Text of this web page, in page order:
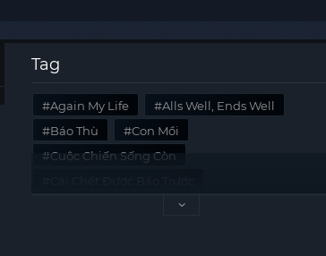
Tag
Again My Life
Alls Well, Ends Well
Báo Thù
Con Mồi
Cuộc Chiến Sống Còn
Last Summer